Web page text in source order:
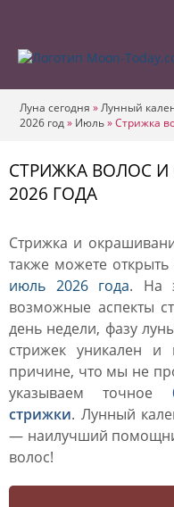
Луна сегодня »Лунный
2026 год» Июль»Стрижка
СТРИЖКА ВОЛОС
2026 ГОДА
Стрижка и
также можете
июль 2026 года. На
возможные аспекты
день недели, фазу
стрижек уникален
причине, что мы не
указываем точное
стрижки. Лунный
— наилучший
волос!